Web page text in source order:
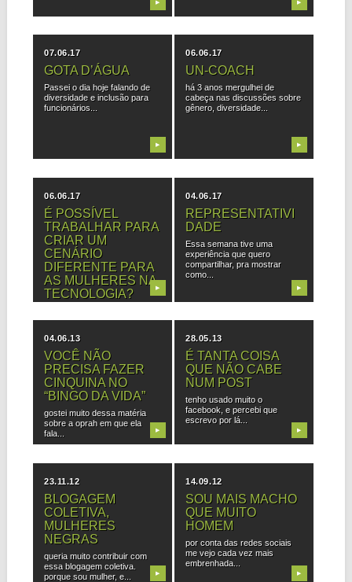
▶ ▶
07.06.17
GOTA D’ÁGUA
Passei o dia hoje falando de
diversidade e inclusão para
funcionários...
▶
06.06.17
UN-COACH
há 3 anos mergulhei de
cabeça nas discussões sobre
gênero, diversidade...
▶
06.06.17
É POSSÍVEL
TRABALHAR PARA
CRIAR UM
CENÁRIO
DIFERENTE PARA
AS MULHERES NA
TECNOLOGIA?
do UPIT) Entendo que
▶
04.06.17
REPRESENTATIVI
DADE
Essa semana tive uma
experiência que quero
compartilhar, pra mostrar
como...
▶
04.06.13
VOCÊ NÃO
PRECISA FAZER
CINQUINA NO
“BINGO DA VIDA”
gostei muito dessa matéria
sobre a oprah em que ela
fala...
▶
28.05.13
É TANTA COISA
QUE NÃO CABE
NUM POST
tenho usado muito o
facebook, e percebi que
escrevo por lá...
▶
23.11.12
BLOGAGEM
COLETIVA,
MULHERES
NEGRAS
queria muito contribuir com
essa blogagem coletiva.
porque sou mulher, e...
▶
14.09.12
SOU MAIS MACHO
QUE MUITO
HOMEM
por conta das redes sociais
me vejo cada vez mais
embrenhada...
▶